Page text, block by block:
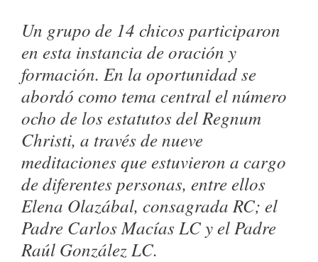
Un grupo de 14 chicos participaron
en esta instancia de oración y
formación. En la oportunidad se
abordó como tema central el número
ocho de los estatutos del Regnum
Christi, a través de nueve
meditaciones que estuvieron a cargo
de diferentes personas, entre ellos
Elena Olazábal, consagrada RC; el
Padre Carlos Macías LC y el Padre
Raúl González LC.